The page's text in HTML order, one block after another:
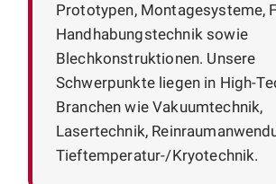
Prototypen, Montagesysteme,
Handhabungstechnik sowie
Blechkonstruktionen. Unsere
Schwerpunkte liegen in High-
Branchen wie Vakuumtechnik,
Lasertechnik,
Tieftemperatur-/Kryotechnik.